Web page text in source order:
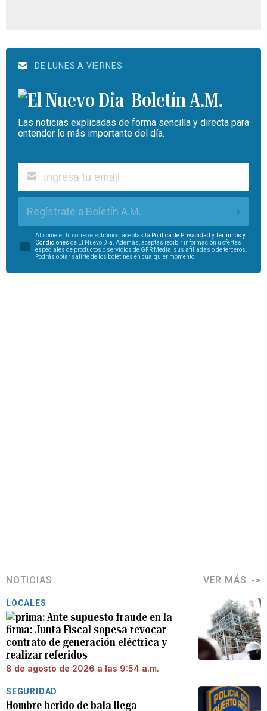
DE LUNES A VIERNES
Boletín A.M.
Las noticias explicadas de forma sencilla y directa para
entender lo más importante del día.
Regístrate a Boletín A.M.
Al someter tu correo electrónico, aceptas la Política de Privacidad yTérminos y
Condiciones de El Nuevo Día. Además, aceptas recibir información u ofertas
especiales de productos o servicios de GFR Media, sus afiliadas o de terceros.
Podrás optar salirte de los boletines en cualquier momento.
NOTICIAS VER MÁS
LOCALES
Ante supuesto fraude en la
firma: Junta Fiscal sopesa revocar
contrato de generación eléctrica y
realizar referidos
8 de agosto de 2026 a las 9:54 a.m.
SEGURIDAD
Hombre herido de bala llega